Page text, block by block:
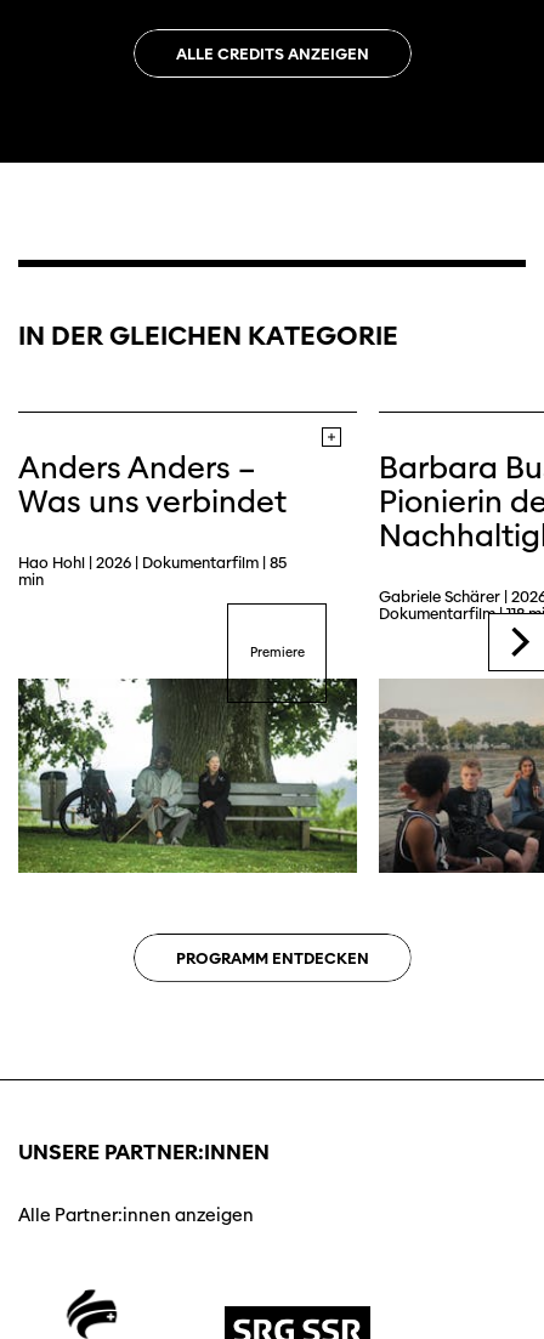
ALLE CREDITS ANZEIGEN
IN DER GLEICHEN KATEGORIE
PROGRAMM ENTDECKEN
Anders Anders –
Was uns verbindet
Hao Hohl | 2026 | Dokumentarfilm | 85
min
Premiere
Barbara
Pionierin
Gabriele Schärer |
Dokumentarfilm | 118
UNSERE PARTNER:INNEN
Alle Partner:innen anzeigen